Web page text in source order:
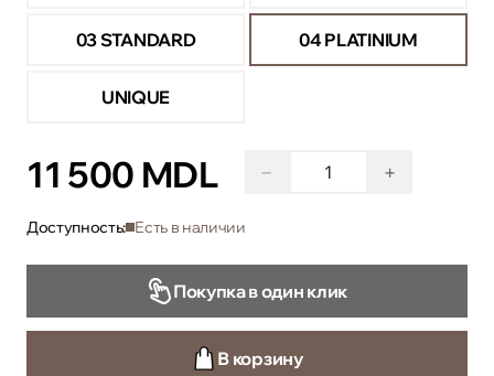
03 STANDARD 04 PLATINIUM
UNIQUE
11 500 MDL − +
Доступность: Есть в наличии
Покупка в один клик
В корзину